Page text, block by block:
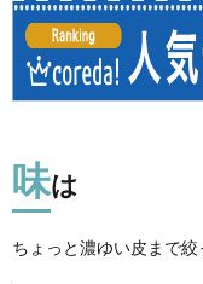
味は
ちょっと濃ゆい皮まで絞